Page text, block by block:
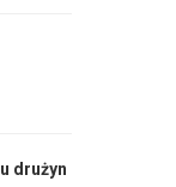
drużyn